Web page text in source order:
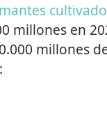
millones en
millones